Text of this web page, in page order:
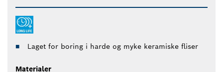
Laget for boring i harde og myke keramiske fliser
Materialer